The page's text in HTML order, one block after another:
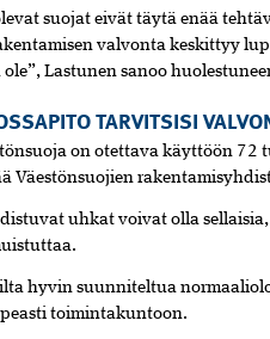
suojat eivät täytä enää
valvonta keskittyy
Lastunen sanoo
TARVITSISI
on otettava käyttöön 72
Väestönsuojien
uhkat voivat olla
hyvin suunniteltua
toimintakuntoon.